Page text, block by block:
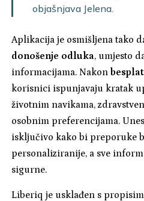
objašnjava Jelena.
Aplikacija je osmišljena tako
donošenje odluka, umjesto
informacijama. Nakon
korisnici ispunjavaju kratak
životnim navikama,
osobnim preferencijama.
isključivo kako bi preporuke
personaliziranije, a sve
sigurne.
Liberiq je usklađen s